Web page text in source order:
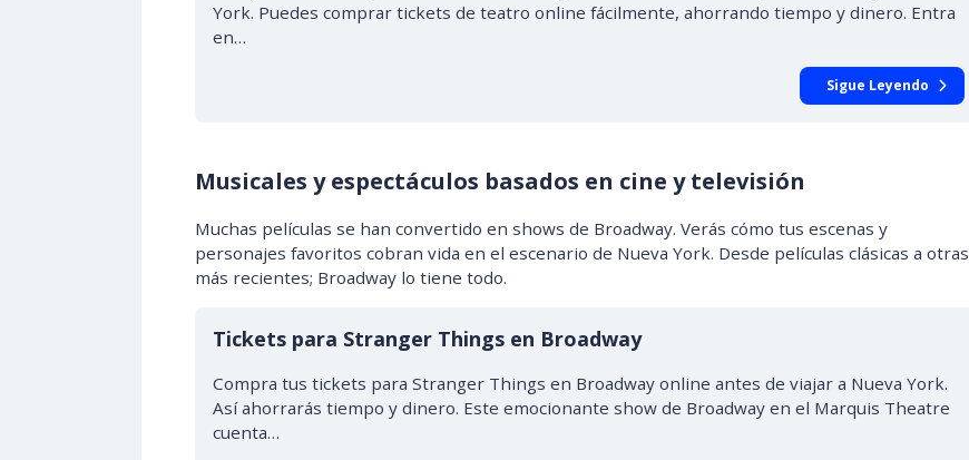
York. Puedes comprar tickets de teatro online fácilmente, ahorrando tiempo y dinero. Entra
en…
Sigue Leyendo
Musicales y espectáculos basados en cine y televisión
Muchas películas se han convertido en shows de Broadway. Verás cómo tus escenas y
personajes favoritos cobran vida en el escenario de Nueva York. Desde películas clásicas a otras
más recientes; Broadway lo tiene todo.
Tickets para Stranger Things en Broadway
Compra tus tickets para Stranger Things en Broadway online antes de viajar a Nueva York.
Así ahorrarás tiempo y dinero. Este emocionante show de Broadway en el Marquis Theatre
cuenta…